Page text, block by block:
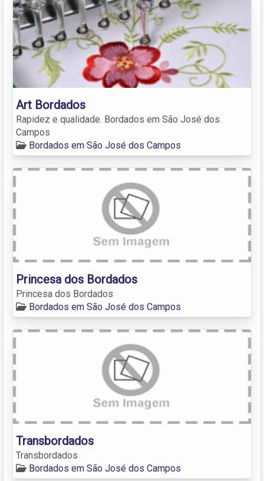
Art Bordados
Rapidez e qualidade. Bordados em São José dos
Campos
Bordados em São José dos Campos
Princesa dos Bordados
Princesa dos Bordados
Bordados em São José dos Campos
Transbordados
Transbordados
Bordados em São José dos Campos